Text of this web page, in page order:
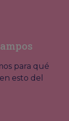
para qué
esto del